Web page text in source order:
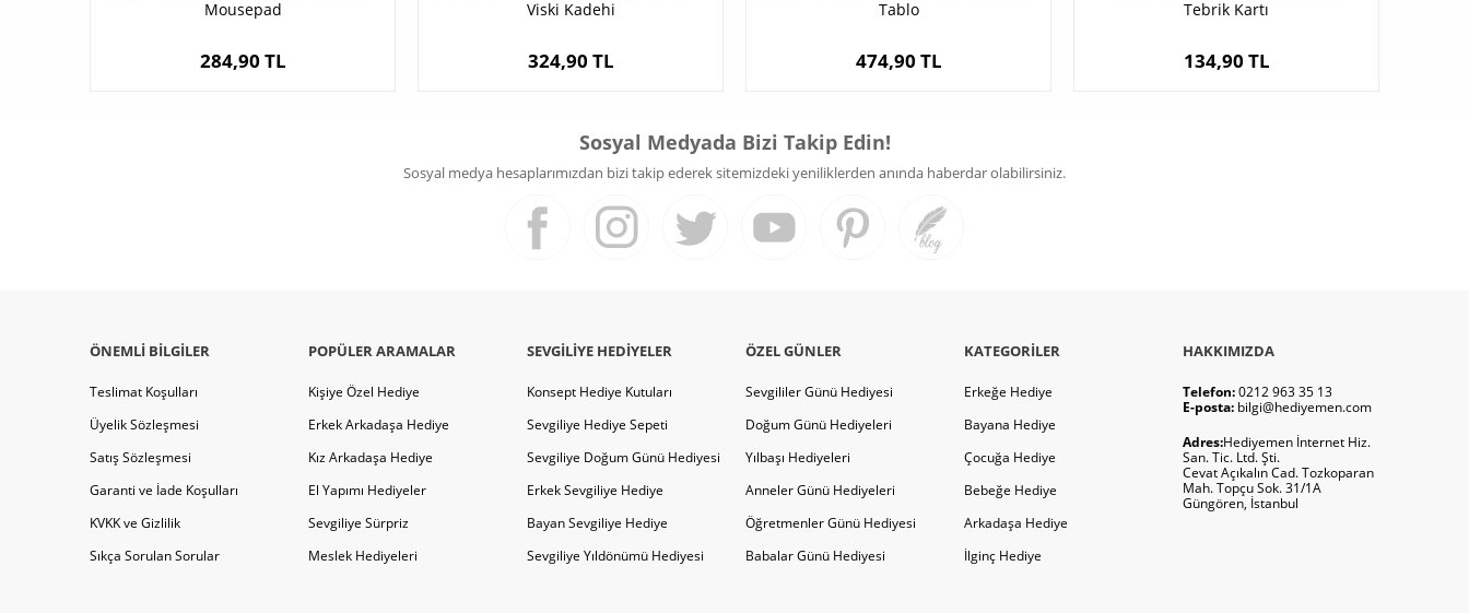
Mousepad
284,90 TL
Viski Kadehi
324,90 TL
Tablo
474,90 TL
Tebrik Kartı
134,90 TL
Sosyal Medyada Bizi Takip Edin!
Sosyal medya hesaplarımızdan bizi takip ederek sitemizdeki yeniliklerden anında haberdar olabilirsiniz.
ÖNEMLI BILGILER
Teslimat Koşulları
Üyelik Sözleşmesi
Satış Sözleşmesi
Garanti ve İade Koşulları
KVKK ve Gizlilik
Sıkça Sorulan Sorular
POPÜLER ARAMALAR
Kişiye Özel Hediye
Erkek Arkadaşa Hediye
Kız Arkadaşa Hediye
El Yapımı Hediyeler
Sevgiliye Sürpriz
Meslek Hediyeleri
SEVGILIYE HEDIYELER
Konsept Hediye Kutuları
Sevgiliye Hediye Sepeti
Sevgiliye Doğum Günü Hediyesi
Erkek Sevgiliye Hediye
Bayan Sevgiliye Hediye
Sevgiliye Yıldönümü Hediyesi
ÖZEL GÜNLER
Sevgililer Günü Hediyesi
Doğum Günü Hediyeleri
Yılbaşı Hediyeleri
Anneler Günü Hediyeleri
Öğretmenler Günü Hediyesi
Babalar Günü Hediyesi
KATEGORILER
Erkeğe Hediye
Bayana Hediye
Çocuğa Hediye
Bebeğe Hediye
Arkadaşa Hediye
İlginç Hediye
HAKKIMIZDA
Telefon:0212 963 35 13
E-posta: bilgi@hediyemen.com
Adres:Hediyemen İnternet Hiz.
San. Tic. Ltd. Şti.
Cevat Açıkalın Cad. Tozkoparan
Mah. Topçu Sok. 31/1A
Güngören, İstanbul